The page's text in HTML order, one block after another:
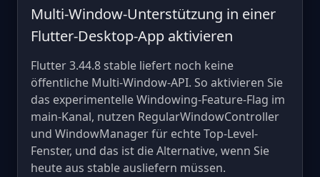
Multi-Window-Unterstützung in einer
Flutter-Desktop-App aktivieren
Flutter 3.44.8 stable liefert noch keine
öffentliche Multi-Window-API. So aktivieren Sie
das experimentelle Windowing-Feature-Flag im
main-Kanal, nutzen RegularWindowController
und WindowManager für echte Top-Level-
Fenster, und das ist die Alternative, wenn Sie
heute aus stable ausliefern müssen.